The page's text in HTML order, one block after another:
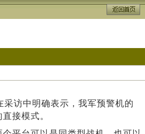
访中明确表示，我军预警机的
接模式。